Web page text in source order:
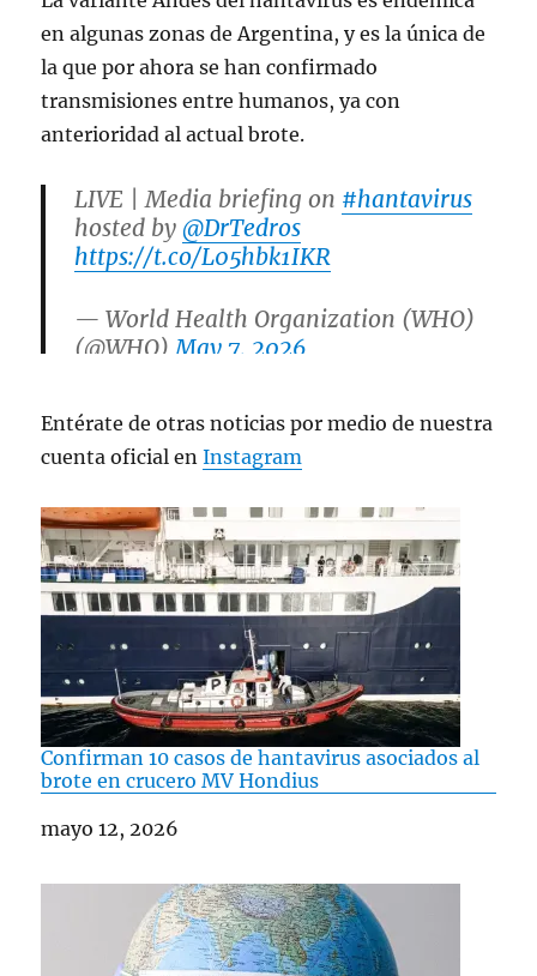
en algunas zonas de Argentina, y es la única de
la que por ahora se han confirmado
transmisiones entre humanos, ya con
anterioridad al actual brote.
LIVE | Media briefing on #hantavirus
hosted by@DrTedros
https://t.co/L05hbk1IKR
— World Health Organization (WHO)
(@WHO) May 7, 2026
Entérate de otras noticias por medio de nuestra
cuenta oficial enInstagram
Confirman 10 casos de hantavirus asociados al
brote en crucero MV Hondius
Fecha
mayo 12, 2026